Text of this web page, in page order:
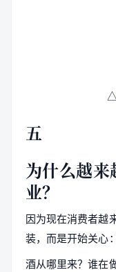
五
为什么越
业？
因为现在消费者越
装，而是开始关心：
酒从哪里来？谁在